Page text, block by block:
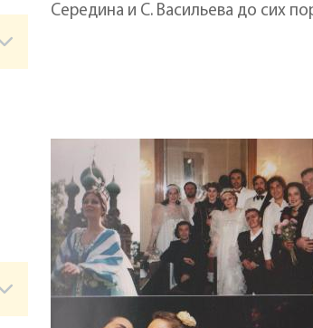
Середина и С. Васильева до сих